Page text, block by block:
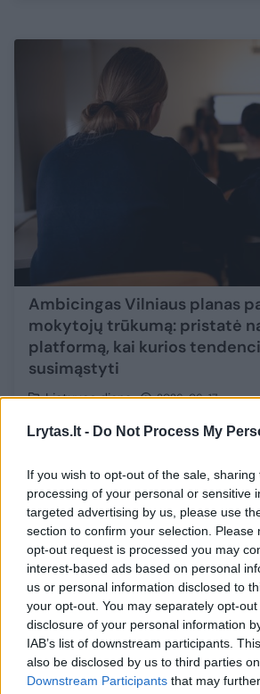
Lrytas.lt - Do Not Process My
If you wish to opt-out of the sale,
processing of your personal or sensitive
targeted advertising by us, please use
section to confirm your selection. Please
opt-out request is processed you may
interest-based ads based on personal
us or personal information disclosed to
your opt-out. You may separately opt-
disclosure of your personal information
IAB’s list of downstream participants.
also be disclosed by us to third parties
Downstream Participants that may
Ambicingas Vilniaus planas
mokytojų trūkumą: pristatė
platformą, kai kurios
susimąstyti
Lietuvos diena 2026-06-17